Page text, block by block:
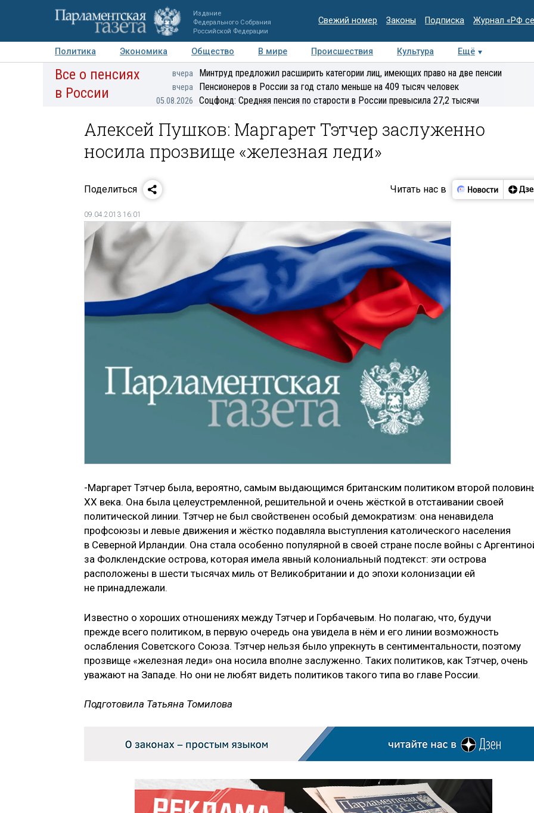
Издание
Федерального Собрания
Российской Федерации
Свежий номер Законы Подписка Журнал «РФ
Политика Экономика Общество В мире Происшествия Культура
Ещё
Авторы Персоны Мнения Регионы Медиацентр Интервью Колумнисты
Все о пенсиях
в России
вчера Минтруд предложил расширить категории лиц, имеющих право на две пенсии
вчера Пенсионеров в России за год стало меньше на 409 тысяч человек
05.08.2026 Соцфонд: Средняя пенсия по старости в России превысила 27,2 тысячи
Алексей Пушков: Маргарет Тэтчер заслуженно
носила прозвище «железная леди»
Поделиться Читать нас в
09.04.2013 16:01
-Маргарет Тэтчер была, вероятно, самым выдающимся британским политиком второй
XX века. Она была целеустремленной, решительной и очень жёсткой в отстаивании своей
политической линии. Тэтчер не был свойственен особый демократизм: она ненавидела
профсоюзы и левые движения и жёстко подавляла выступления католического населения
в Северной Ирландии. Она стала особенно популярной в своей стране после войны с
за Фолклендские острова, которая имела явный колониальный подтекст: эти острова
расположены в шести тысячах миль от Великобритании и до эпохи колонизации ей
не принадлежали.
Известно о хороших отношениях между Тэтчер и Горбачевым. Но полагаю, что, будучи
прежде всего политиком, в первую очередь она увидела в нём и его линии возможность
ослабления Советского Союза. Тэтчер нельзя было упрекнуть в сентиментальности, поэтому
прозвище «железная леди» она носила вполне заслуженно. Таких политиков, как Тэтчер, очень
уважают на Западе. Но они не любят видеть политиков такого типа во главе России.
Подготовила Татьяна Томилова